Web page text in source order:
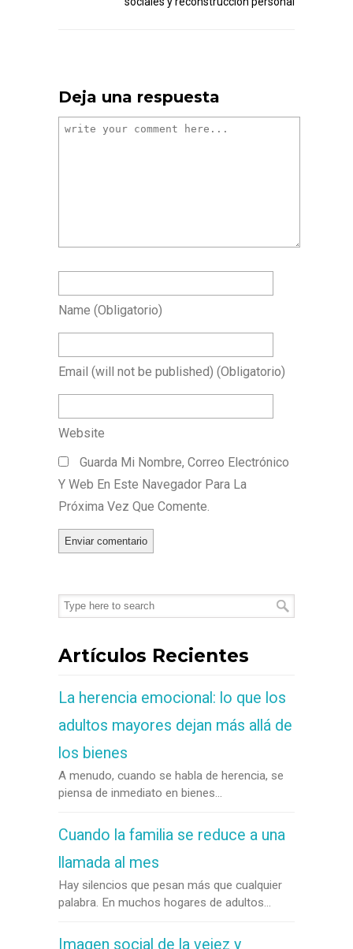
Deja una respuesta
Name (obligatorio)
Email (will not be published) (obligatorio)
Website
Guarda Mi Nombre, Correo Electrónico
Y Web En Este Navegador Para La
Próxima Vez Que Comente.
Artículos Recientes
La herencia emocional: lo que los
adultos mayores dejan más allá de
los bienes
A menudo, cuando se habla de herencia, se
piensa de inmediato en bienes...
Cuando la familia se reduce a una
llamada al mes
Hay silencios que pesan más que cualquier
palabra. En muchos hogares de adultos...
Imagen social de la vejez y